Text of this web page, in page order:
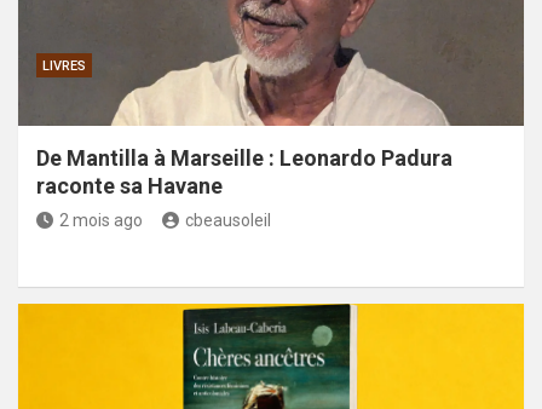
LIVRES
De Mantilla à Marseille : Leonardo Padura
raconte sa Havane
2 mois ago cbeausoleil